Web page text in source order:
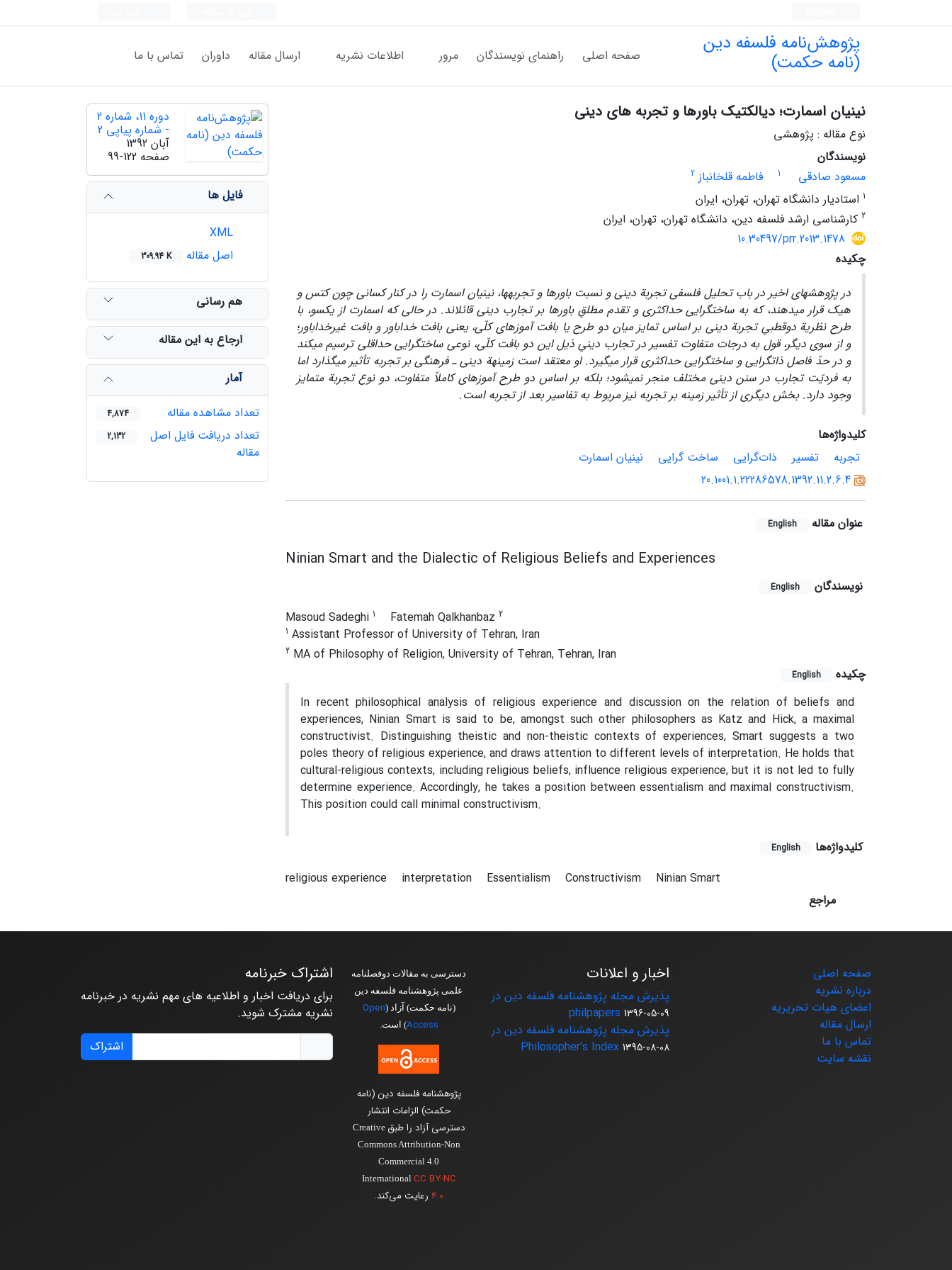
پژوهش‌نامه فلسفه دین
(نامه حکمت) صفحه اصلی راهنمای نویسندگان مرور اطلاعات نشریه ارسال مقاله داوران تماس با ما
نینیان اسمارت؛ دیالکتیک باورها و تجربه های دینی
نوع مقاله : پژوهشی
نویسندگان
مسعود صادقی
1 فاطمه قلخانباز 2
1 استادیار دانشگاه تهران، تهران، ایران
2 کارشناسی ارشد فلسفه دین، دانشگاه تهران، تهران، ایران
10.30497/prr.2013.1478
چکیده
در پژوهش­های اخیر در باب تحلیل فلسفی تجربة دینی و نسبت باورها و تجربه­ها، نینیان اسمارت را در کنار کسانی چون کتس و
هیک قرار می­دهند، که به ساخت­گرایی حداکثری و تقدم مطلقِ باورها بر تجارب دینی قائل­اند. در حالی­ که اسمارت از یک­سو، با
طرح نظریة دوقطبیِ تجربة دینی بر اساس تمایز میان دو طرح یا بافت آموزه­ای کلّی، یعنی بافت خداباور و بافت غیرخداباور؛
و از سوی دیگر، قول به درجات متفاوت تفسیر در تجارب دینیِ ذیل این دو بافت کلّی، نوعی ساخت­گرایی حداقلی ترسیم می­کند
و در حدّ فاصل ذات­گرایی و ساخت­گرایی حداکثری قرار می­گیرد. او معتقد است زمینهة دینی ـ فرهنگی بر تجربه تأثیر می­گذارد اما
به فردیّت تجارب در سنن دینی مختلف منجر نمی­شود؛ بلکه بر اساس دو طرح آموزه­ای کاملاً متفاوت، دو نوع تجربة متمایز
وجود دارد. بخش دیگری از تأثیر زمینه بر تجربه نیز مربوط به تفاسیر بعد از تجربه است.
کلیدواژه‌ها
تجربه
تفسیر ذات‌گرایی ساخت گرایی
نینیان اسمارت
20.1001.1.22286578.1392.11.2.6.4
عنوان مقاله English
Ninian Smart and the Dialectic of Religious Beliefs and Experiences
نویسندگان English
Masoud Sadeghi 1 Fatemah Qalkhanbaz 2
1 Assistant Professor of University of Tehran, Iran
2 MA of Philosophy of Religion, University of Tehran, Tehran, Iran
چکیده
English
In recent philosophical analysis of religious experience and discussion on the relation of beliefs and
experiences, Ninian Smart is said to be, amongst such other philosophers as Katz and Hick, a maximal
constructivist. Distinguishing theistic and non-theistic contexts of experiences, Smart suggests a two
poles theory of religious experience, and draws attention to different levels of interpretation. He holds that
cultural-religious contexts, including religious beliefs, influence religious experience, but it is not led to fully
determine experience. Accordingly, he takes a position between essentialism and maximal constructivism.
This position could call minimal constructivism.
کلیدواژه‌ها English
religious experience interpretation Essentialism Constructivism
Ninian Smart
مراجع
دوره 11، شماره 2
- شماره پیاپی 2
آبان 1392
صفحه99-122
فایل ها
اصل مقاله
309.94 K
هم رسانی
ارجاع به این مقاله
آمار
تعداد مشاهده مقاله
4,874
تعداد دریافت فایل اصل
مقاله
2,132
صفحه اصلی
درباره نشریه
اعضای هیات تحریریه
ارسال مقاله
تماس با ما
نقشه سایت
اخبار و اعلانات
پذیرش مجله پژوهشنامه فلسفه دین در
philpapers 1396-05-09
پذیرش مجله پژوهشنامه فلسفه دین در
Philosopher's Index 1395-08-08
دسترسی به مقالات دوفصلنامه
علمی پژوهشنامه فلسفه دین
(نامه حکمت) آزاد (Open
Access) است.
پژوهشنامه فلسفه دین (نامه
حکمت) الزامات انتشار
دسترسی آزاد را طبق Creative
Commons Attribution-Non
Commercial 4.0
International CC BY-NC
4.0 رعایت می‌کند.
اشتراک خبرنامه
برای دریافت اخبار و اطلاعیه های مهم نشریه در خبرنامه
نشریه مشترک شوید.
اشتراک